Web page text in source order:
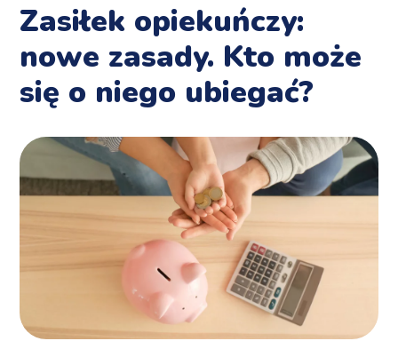
Zasiłek opiekuńczy:
nowe zasady. Kto może
się o niego ubiegać?